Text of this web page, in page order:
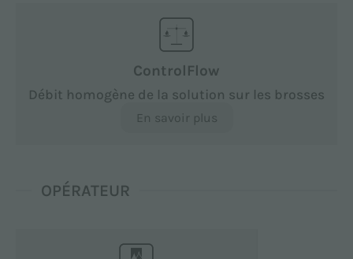
ControlFlow
Débit homogène de la solution sur les brosses
En savoir plus
OPÉRATEUR